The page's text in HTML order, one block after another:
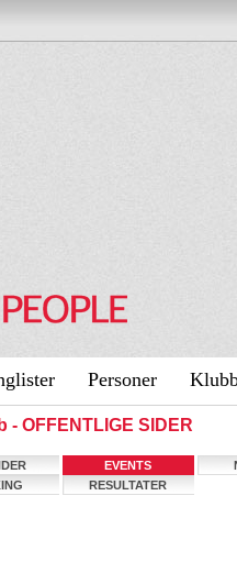
Personer
OFFENTLIGE SIDER
EVENTS
RESULTATER